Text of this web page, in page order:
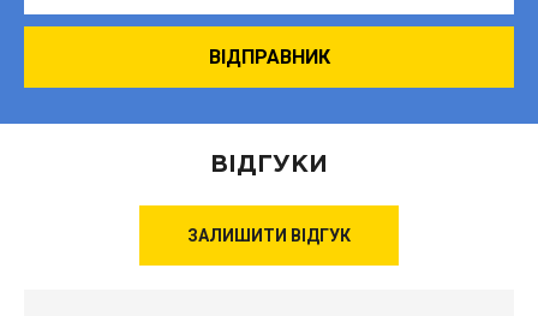
ВІДГУКИ
ЗАЛИШИТИ ВІДГУК